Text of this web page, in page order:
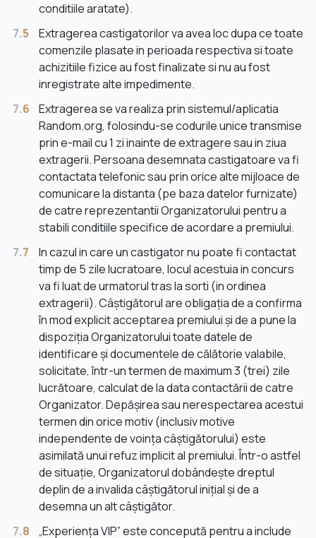
conditiile aratate).
7.5
Extragerea castigatorilor va avea loc dupa ce toate
comenzile plasate in perioada respectiva si toate
achizitiile fizice au fost finalizate si nu au fost
inregistrate alte impedimente.
7.6
Extragerea se va realiza prin sistemul/aplicatia
Random.org, folosindu-se codurile unice transmise
prin e-mail cu 1 zi inainte de extragere sau in ziua
extragerii. Persoana desemnata castigatoare va fi
contactata telefonic sau prin orice alte mijloace de
comunicare la distanta (pe baza datelor furnizate)
de catre reprezentantii Organizatorului pentru a
stabili conditiile specifice de acordare a premiului.
7.7
In cazul in care un castigator nu poate fi contactat
timp de 5 zile lucratoare, locul acestuia in concurs
va fi luat de urmatorul tras la sorti (in ordinea
extragerii). Câștigătorul are obligația de a confirma
în mod explicit acceptarea premiului și de a pune la
dispoziția Organizatorului toate datele de
identificare și documentele de călătorie valabile,
solicitate, într-un termen de maximum 3 (trei) zile
lucrătoare, calculat de la data contactării de catre
Organizator. Depășirea sau nerespectarea acestui
termen din orice motiv (inclusiv motive
independente de voința câștigătorului) este
asimilată unui refuz implicit al premiului. Într-o astfel
de situație, Organizatorul dobândește dreptul
deplin de a invalida câștigătorul inițial și de a
desemna un alt câștigător.
7.8 „Experiența VIP” este concepută pentru a include